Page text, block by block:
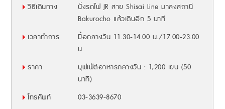
วิธีเดินทาง
นั่งรถไฟ JR สาย Shisai Line มาลงสถานี
Bakurocho แล้วเดินอีก 5 นาที
เวลาทำการ
มื้อกลางวัน 11.30-14.00 น./17.00-23.00
น.
ราคา
บุฟเฟ่ต์อาหารกลางวัน : 1,200 เยน (50
นาที)
โทรศัพท์
03-3639-8670